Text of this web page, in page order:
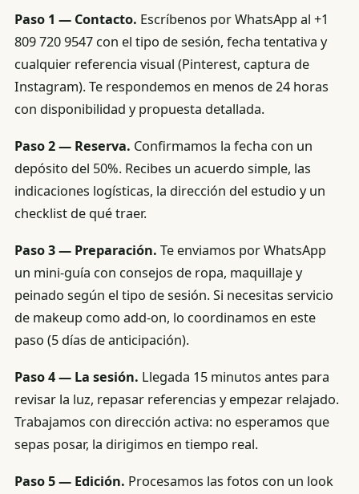
Paso 1 — Contacto. Escríbenos por WhatsApp al +1
809 720 9547 con el tipo de sesión, fecha tentativa y
cualquier referencia visual (Pinterest, captura de
Instagram). Te respondemos en menos de 24 horas
con disponibilidad y propuesta detallada.
Paso 2 — Reserva. Confirmamos la fecha con un
depósito del 50%. Recibes un acuerdo simple, las
indicaciones logísticas, la dirección del estudio y un
checklist de qué traer.
Paso 3 — Preparación. Te enviamos por WhatsApp
un mini-guía con consejos de ropa, maquillaje y
peinado según el tipo de sesión. Si necesitas servicio
de makeup como add-on, lo coordinamos en este
paso (5 días de anticipación).
Paso 4 — La sesión. Llegada 15 minutos antes para
revisar la luz, repasar referencias y empezar relajado.
Trabajamos con dirección activa: no esperamos que
sepas posar, la dirigimos en tiempo real.
Paso 5 — Edición. Procesamos las fotos con un look